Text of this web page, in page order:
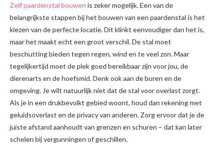
Zelf paardenstal bouwen is zeker mogelijk. Een van de
belangrijkste stappen bij het bouwen van een paardenstal is het
kiezen van de perfecte locatie. Dit klinkt eenvoudiger dan het is,
maar het maakt echt een groot verschil. De stal moet
beschutting bieden tegen regen, wind en te veel zon. Maar
tegelijkertijd moet de plek goed bereikbaar zijn voor jou, de
dierenarts en de hoefsmid. Denk ook aan de buren en de
omgeving. Je wilt natuurlijk niet dat de stal voor overlast zorgt.
Als je in een drukbevolkt gebied woont, houd dan rekening met
geluidsoverlast en de privacy van anderen. Zorg ervoor dat je de
juiste afstand aanhoudt van grenzen en schuren – dat kan later
schelen bij vergunningen of geschillen.